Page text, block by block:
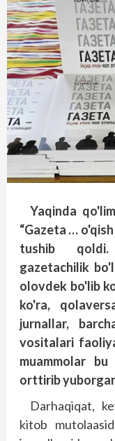
Yaqinda
“Gazeta …
tushib qoldi.
gazetachilik
olovdek bo'lib
ko'ra,
jurnallar,
vositalari
muammolar
orttirib
Darhaqiqat,
kitob